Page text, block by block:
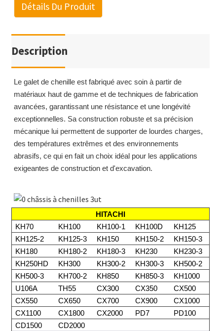
Détails Du Produit
Description
Le galet de chenille est fabriqué avec soin à partir de
matériaux haut de gamme et de techniques de fabrication
avancées, garantissant une résistance et une longévité
exceptionnelles. Sa construction robuste et sa précision
mécanique lui permettent de supporter de lourdes charges,
des températures extrêmes et des environnements
abrasifs, ce qui en fait un choix idéal pour les applications
exigeantes de construction et d'excavation.
HITACHI
KH70
KH100 KH100-1 KH100D
KH125
KH125-2
KH125-3 KH150 KH150-2
KH150-3
KH180
KH180-2 KH180-3 KH230
KH230-3
KH250HD
KH300 KH300-2 KH300-3
KH500-2
KH500-3
KH700-2 KH850 KH850-3
KH1000
U106A
TH55 CX300 CX350
CX500
CX550
CX650 CX700 CX900
CX1000
CX1100
CX1800 CX2000 PD7
PD100
CD1500
CD2000